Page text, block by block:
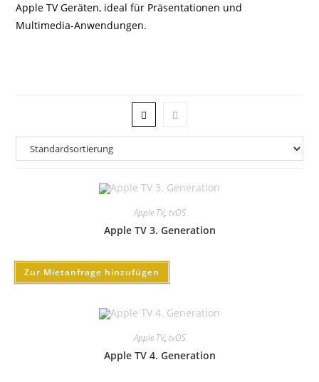
Apple TV Geräten, ideal für Präsentationen und
Multimedia-Anwendungen.
Apple TV, tvOS
Apple TV 3. Generation
Zur Mietanfrage hinzufügen
Apple TV, tvOS
Apple TV 4. Generation